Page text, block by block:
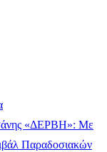
«ΔΕΡΒΗ»: Με
Παραδοσιακών